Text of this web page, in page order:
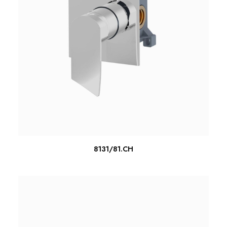
ΔΙΑΒΆΣΤΕ ΠΕΡΙΣΣΌΤΕΡΑ
8131/81.CH